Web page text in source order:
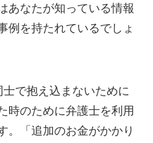
あなたが知っている情報
例を持たれているでしょ
で抱え込まないために
時のために弁護士を利用
。「追加のお金がかかり